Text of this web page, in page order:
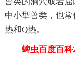
中小型兽类，也
热和Q热。
蜱虫百度百科